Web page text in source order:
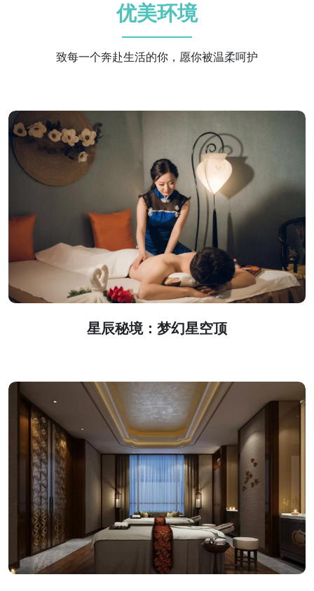
优美环境
致每一个奔赴生活的你，愿你被温柔呵护
星辰秘境：梦幻星空顶